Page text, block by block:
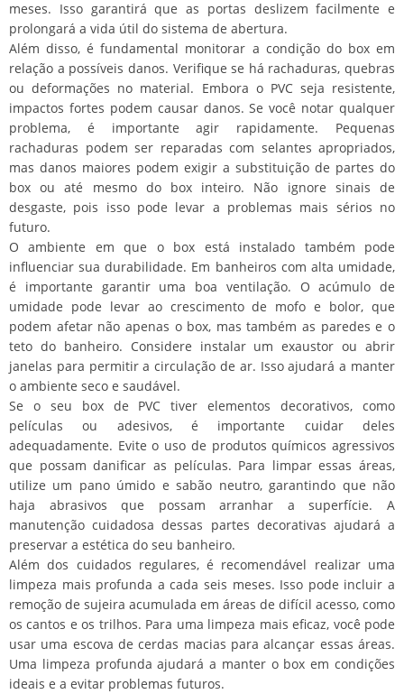
meses. Isso garantirá que as portas deslizem facilmente e
prolongará a vida útil do sistema de abertura.
Além disso, é fundamental monitorar a condição do box em
relação a possíveis danos. Verifique se há rachaduras, quebras
ou deformações no material. Embora o PVC seja resistente,
impactos fortes podem causar danos. Se você notar qualquer
problema, é importante agir rapidamente. Pequenas
rachaduras podem ser reparadas com selantes apropriados,
mas danos maiores podem exigir a substituição de partes do
box ou até mesmo do box inteiro. Não ignore sinais de
desgaste, pois isso pode levar a problemas mais sérios no
futuro.
O ambiente em que o box está instalado também pode
influenciar sua durabilidade. Em banheiros com alta umidade,
é importante garantir uma boa ventilação. O acúmulo de
umidade pode levar ao crescimento de mofo e bolor, que
podem afetar não apenas o box, mas também as paredes e o
teto do banheiro. Considere instalar um exaustor ou abrir
janelas para permitir a circulação de ar. Isso ajudará a manter
o ambiente seco e saudável.
Se o seu box de PVC tiver elementos decorativos, como
películas ou adesivos, é importante cuidar deles
adequadamente. Evite o uso de produtos químicos agressivos
que possam danificar as películas. Para limpar essas áreas,
utilize um pano úmido e sabão neutro, garantindo que não
haja abrasivos que possam arranhar a superfície. A
manutenção cuidadosa dessas partes decorativas ajudará a
preservar a estética do seu banheiro.
Além dos cuidados regulares, é recomendável realizar uma
limpeza mais profunda a cada seis meses. Isso pode incluir a
remoção de sujeira acumulada em áreas de difícil acesso, como
os cantos e os trilhos. Para uma limpeza mais eficaz, você pode
usar uma escova de cerdas macias para alcançar essas áreas.
Uma limpeza profunda ajudará a manter o box em condições
ideais e a evitar problemas futuros.